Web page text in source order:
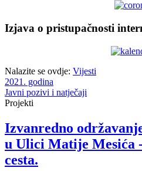
Izjava o pristupačnosti
Nalazite se ovdje: Vijesti
2021. godina
Javni pozivi i natječaji
Projekti
Izvanredno
u Ulici Matije Mesića
cesta.